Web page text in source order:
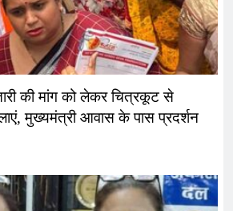
की मांग को लेकर चित्रकूट से
मुख्यमंत्री आवास के पास प्रदर्शन